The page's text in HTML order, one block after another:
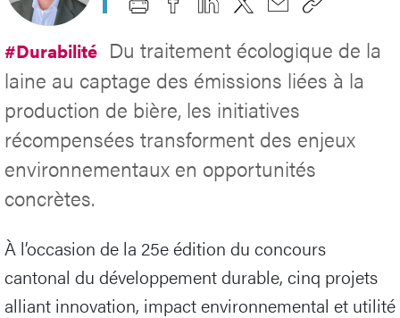
#Durabilité Du traitement écologique de la
laine au captage des émissions liées à la
production de bière, les initiatives
récompensées transforment des enjeux
environnementaux en opportunités
concrètes.
À l’occasion de la 25e édition du concours
cantonal du développement durable, cinq projets
alliant innovation, impact environnemental et utilité